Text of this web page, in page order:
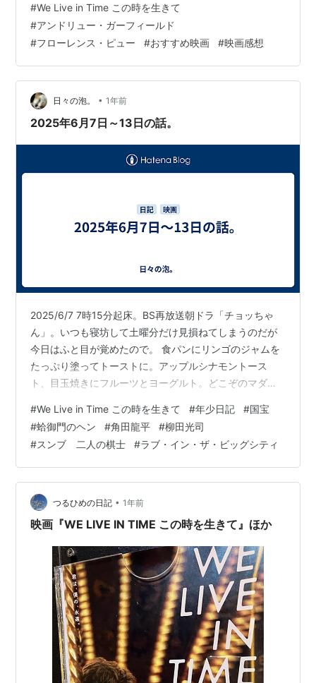
ン」の フローレンス・ピューW主演でおくる ヒューマン
ドラマ映画最新作 「We Live in Time この時を生きて」
の 感想と解説を行っていきます！
#We Live in Time この時を生きて
#アンドリュー・ガーフィールド
#フローレンス・ピュー #おすすめ映画 #映画感想
日々の泡。 • 1年前
2025年6月7日～13日の話。
2025/6/7 7時15分起床。BS再放送朝ドラ「チョッちゃ
ん」。いつも寝坊して土曜分だけ見損ねてしまうのだが
今日はふと目が覚めたので。 食パンにリンゴのジャムを
たっぷり塗ってトーストに。アップルシナモントース
ト、目玉焼きにフルーツとヨーグルト。どこぞのマダム
で「蛤御門のヘン」聴きながら。確かに人生において頑
張らなくていい友達の存在って大きいな。長谷川弁護士
がカーネーション「続・無修正ロマンティック ～泥仕合
～ 」を選曲。実は来週ゲストに呼んでもらっていて選曲
候補としてカーネーション入れてたんだが先にやられた
ー。 でMOVIX京都にて…
#We Live in Time この時を生きて #年少日記 #国宝
#蛤御門のヘン #角田龍平 #柳田光司
#スンブ 二人の棋士 #ラブ・イン・ザ・ビッグシティ
つるひめの日記 • 1年前
映画『WE LIVE IN TIME この時を生きて』ほか